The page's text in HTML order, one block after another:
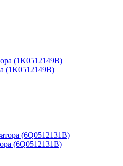
(1K0512149B)
(6Q0512131B)